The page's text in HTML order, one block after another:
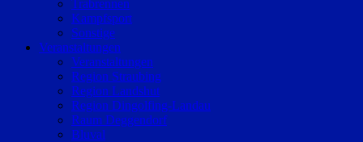
Trabrennen
Kampfsport
Sonstige
Veranstaltungen
Veranstaltungen
Region Straubing
Region Landshut
Region Dingolfing-Landau
Raum Deggendorf
Bluval